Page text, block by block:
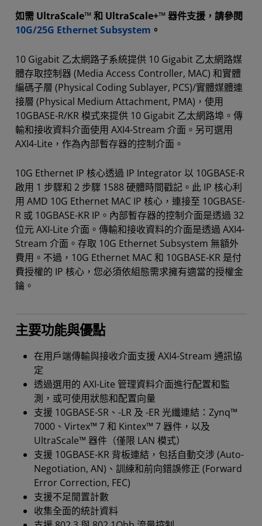
如需 UltraScale™ 和 UltraScale+™ 器件支援，請參閱
10G/25G Ethernet Subsystem 。
10 Gigabit 乙太網路子系統提供 10 Gigabit 乙太網路媒
體存取控制器 (Media Access Controller, MAC) 和實體
編碼子層 (Physical Coding Sublayer, PCS)/實體媒體連
接層 (Physical Medium Attachment, PMA)，使用
10GBASE-R/KR 模式來提供 10 Gigabit 乙太網路埠。傳
輸和接收資料介面使用 AXI4-Stream 介面。另可選用
AXI4-Lite，作為內部暫存器的控制介面。
10G Ethernet IP 核心透過 IP Integrator 以 10GBASE-R
啟用 1 步驟和 2 步驟 1588 硬體時間戳記。此 IP 核心利
用 AMD 10G Ethernet MAC IP 核心，連接至 10GBASE-
R 或 10GBASE-KR IP。內部暫存器的控制介面是透過 32
位元 AXI-Lite 介面。傳輸和接收資料的介面是透過 AXI4-
Stream 介面。存取 10G Ethernet Subsystem 無額外
費用。不過，10G Ethernet MAC 和 10GBASE-KR 是付
費授權的 IP 核心，您必須依組態需求擁有適當的授權金
鑰。
主要功能與優點
在用戶端傳輸與接收介面支援 AXI4-Stream 通訊協
定
透過選用的 AXI-Lite 管理資料介面進行配置和監
測，或可使用狀態和配置向量
支援 10GBASE-SR、-LR 及 -ER 光纖連結：Zynq™
7000、Virtex™ 7 和 Kintex™ 7 器件，以及
UltraScale™ 器件（僅限 LAN 模式）
支援 10GBASE-KR 背板連結，包括自動交涉 (Auto-
Negotiation, AN)、訓練和前向錯誤修正 (Forward
Error Correction, FEC)
支援不足閒置計數
收集全面的統計資料